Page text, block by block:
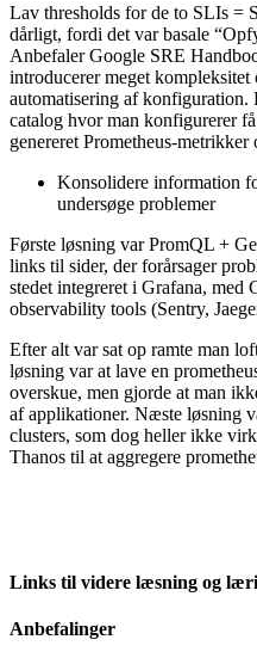
Lav thresholds for de to SLIs =
dårligt, fordi det var basale
Anbefaler Google SRE
introducerer meget
automatisering af konfiguration.
catalog hvor man konfigurerer
genereret Prometheus-metrikker
Konsolidere information
undersøge problemer
Første løsning var PromQL +
links til sider, der forårsager
stedet integreret i Grafana, med
observability tools (Sentry,
Efter alt var sat op ramte man
løsning var at lave en
overskue, men gjorde at man
af applikationer. Næste løsning
clusters, som dog heller ikke
Thanos til at aggregere
Links til videre læsning og
Anbefalinger